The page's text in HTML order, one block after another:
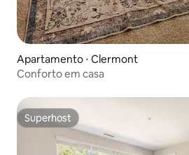
Apartamento ⋅ Clermont
Conforto em casa
Superhost
Superhost